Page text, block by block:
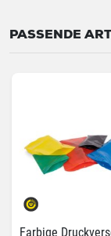
PASSENDE
Farbige